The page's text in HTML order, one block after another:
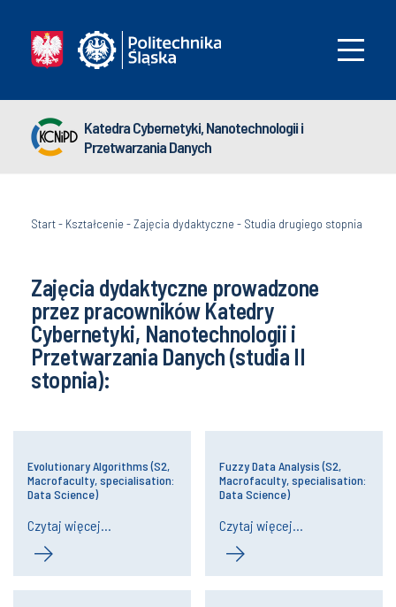
Katedra Cybernetyki, Nanotechnologii i
Przetwarzania Danych
Start- Kształcenie -Zajęcia dydaktyczne - Studia drugiego stopnia
Zajęcia dydaktyczne prowadzone
przez pracowników Katedry
Cybernetyki, Nanotechnologii i
Przetwarzania Danych (studia II
stopnia):​
Evolutionary Algorithms​ (S2,
Macrofaculty, specialisation:
Data Science)
Czytaj więcej...
Fuzzy Data Analysis (S2,
Macrofaculty, specialisation:
Data Science)
Czytaj więcej...